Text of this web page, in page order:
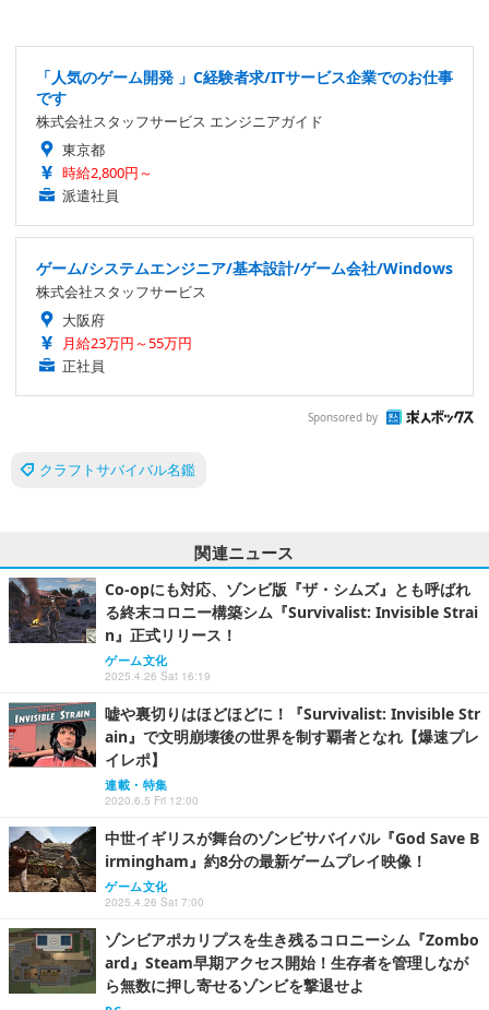
「人気のゲーム開発 」C経験者求/ITサービス企業でのお仕事
です
株式会社スタッフサービス エンジニアガイド
東京都
時給2,800円～
派遣社員
ゲーム/システムエンジニア/基本設計/ゲーム会社/Windows
株式会社スタッフサービス
大阪府
月給23万円～55万円
正社員
Sponsored by
クラフトサバイバル名鑑
関連ニュース
Co-opにも対応、ゾンビ版『ザ・シムズ』とも呼ばれ
る終末コロニー構築シム『Survivalist: Invisible Strai
n』正式リリース！
ゲーム文化
2025.4.26 Sat 16:19
嘘や裏切りはほどほどに！『Survivalist: Invisible Str
ain』で文明崩壊後の世界を制す覇者となれ【爆速プレ
イレポ】
連載・特集
2020.6.5 Fri 12:00
中世イギリスが舞台のゾンビサバイバル『God Save B
irmingham』約8分の最新ゲームプレイ映像！
ゲーム文化
2025.4.26 Sat 7:00
ゾンビアポカリプスを生き残るコロニーシム『Zombo
ard』Steam早期アクセス開始！生存者を管理しなが
ら無数に押し寄せるゾンビを撃退せよ